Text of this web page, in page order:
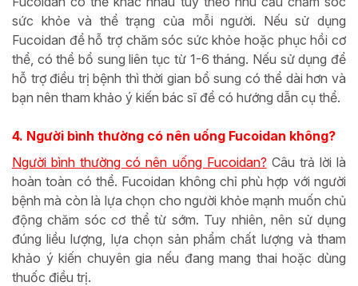
sức khỏe và thể trạng của mỗi người. Nếu sử dụng
Fucoidan để hỗ trợ chăm sóc sức khỏe hoặc phục hồi cơ
thể, có thể bổ sung liên tục từ 1-6 tháng. Nếu sử dụng để
hỗ trợ điều trị bệnh thì thời gian bổ sung có thể dài hơn và
bạn nên tham khảo ý kiến bác sĩ để có hướng dẫn cụ thể.
4. Người bình thường có nên uống Fucoidan không?
Người bình thường có nên uống Fucoidan? Câu trả lời là
hoàn toàn có thể. Fucoidan không chỉ phù hợp với người
bệnh mà còn là lựa chọn cho người khỏe mạnh muốn chủ
động chăm sóc cơ thể từ sớm. Tuy nhiên, nên sử dụng
đúng liều lượng, lựa chọn sản phẩm chất lượng và tham
khảo ý kiến chuyên gia nếu đang mang thai hoặc dùng
thuốc điều trị.